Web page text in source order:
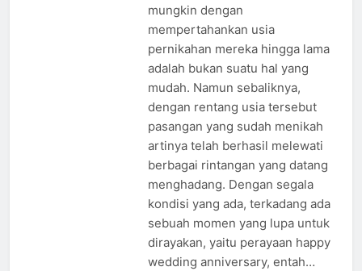
mungkin dengan
mempertahankan usia
pernikahan mereka hingga lama
adalah bukan suatu hal yang
mudah. Namun sebaliknya,
dengan rentang usia tersebut
pasangan yang sudah menikah
artinya telah berhasil melewati
berbagai rintangan yang datang
menghadang. Dengan segala
kondisi yang ada, terkadang ada
sebuah momen yang lupa untuk
dirayakan, yaitu perayaan happy
wedding anniversary, entah…